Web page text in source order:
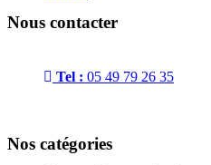
Nous contacter
Tel : 05 49 79 26 35
Nos catégories